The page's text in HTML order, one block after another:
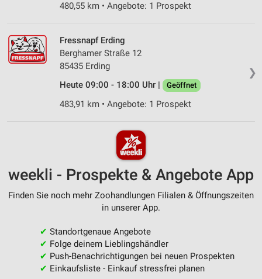
480,55 km • Angebote: 1 Prospekt
❯
Fressnapf Erding
Berghamer Straße 12
85435 Erding
Heute 09:00 - 18:00 Uhr |
Geöffnet
483,91 km • Angebote: 1 Prospekt
weekli - Prospekte & Angebote App
Finden Sie noch mehr Zoohandlungen Filialen & Öffnungszeiten
in unserer App.
✔ Standortgenaue Angebote
✔ Folge deinem Lieblingshändler
✔ Push-Benachrichtigungen bei neuen Prospekten
✔ Einkaufsliste - Einkauf stressfrei planen